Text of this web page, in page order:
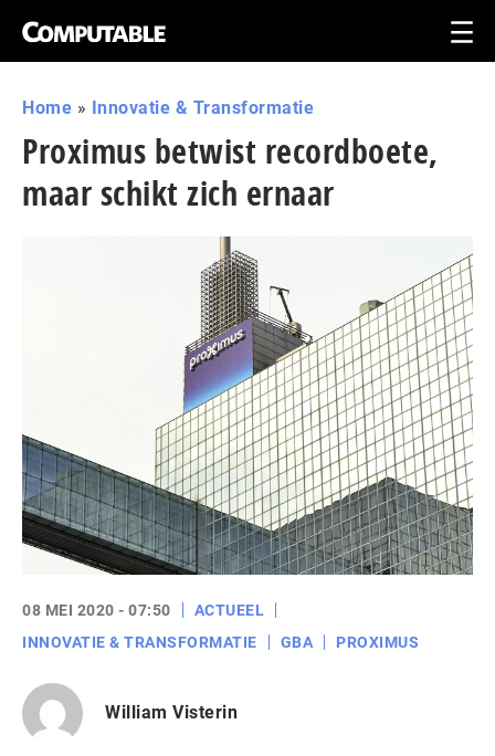
Home » Innovatie & Transformatie
Proximus betwist recordboete,
maar schikt zich ernaar
08 MEI 2020 - 07:50
ACTUEEL
INNOVATIE & TRANSFORMATIE
GBA PROXIMUS
William Visterin